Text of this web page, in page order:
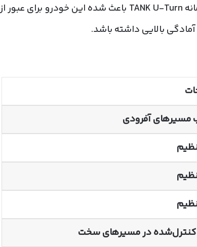
جلو، عقب و مرکزی، قابلیت کرال کنترل و سامانه TANK U-Turn باعث شده این خودرو برای عبور از
بالایی داشته باشد.
مسیرهای آفرودی
در مسیرهای سخت